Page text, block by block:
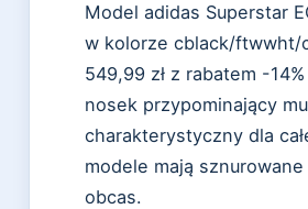
Model adidas Superstar
w kolorze cblack/ftwwht/
549,99 zł z rabatem -
nosek przypominający
charakterystyczny dla
modele mają sznurowane
obcas.